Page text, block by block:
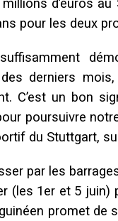
d’euros
pour les deux
derniers
C’est un bon
poursuivre
du Stuttgart,
par les
(les 1er et 5 juin)
promet de